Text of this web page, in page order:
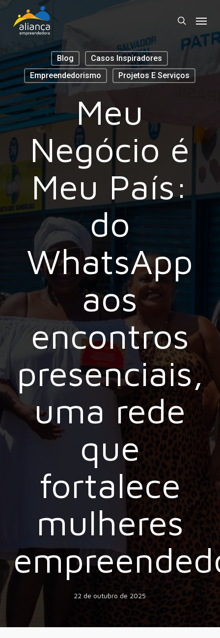
Skip
content
search
Blog
Casos Inspiradores
Empreendedorismo
Projetos E Serviços
Meu
Negócio é
Meu País:
do
WhatsApp
aos
encontros
presenciais,
uma rede
que
fortalece
mulheres
22 de outubro de 2025